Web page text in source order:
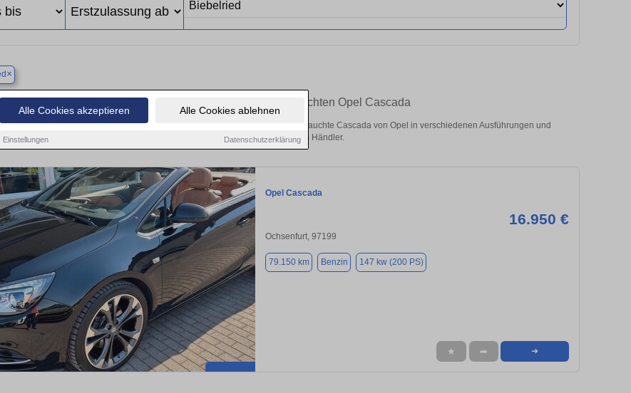
Alle Cookies akzeptieren Alle Cookies ablehnen
Einstellungen Datenschutzerklärung
×
Finden Sie in Biebelried Ihren gebrauchten Opel Cascada
Sie in Biebelried einen Opel Cascada Gebrauchtwagen? Entdecken Sie gebrauchte Cascada von Opel in verschiedenen Ausführungen und
Preisklassen von privat und vom Händler.
Opel Cascada
16.950 €
Ochsenfurt, 97199
79.150 km Benzin 147 kw (200 PS)
★ ➦ ➜